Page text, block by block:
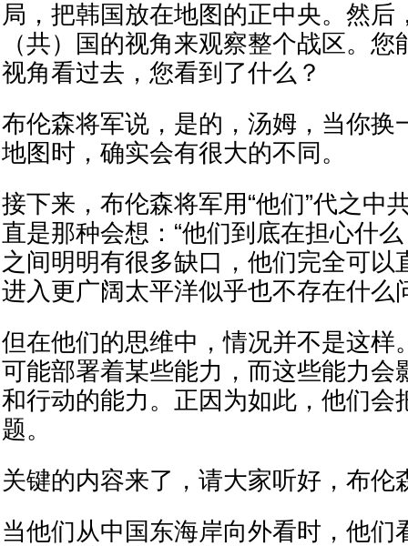
局，把韩国放在地图的正中央。然后
（共）国的视角来观察整个战区。
视角看过去，您看到了什么？
布伦森将军说，是的，汤姆，当你换
地图时，确实会有很大的不同。
接下来，布伦森将军用“他们”代之中
直是那种会想：“他们到底在担心什
之间明明有很多缺口，他们完全可以
进入更广阔太平洋似乎也不存在什么
但在他们的思维中，情况并不是这样
可能部署着某些能力，而这些能力会
和行动的能力。正因为如此，他们会
题。
关键的内容来了，请大家听好，布伦
当他们从中国东海岸向外看时，他们